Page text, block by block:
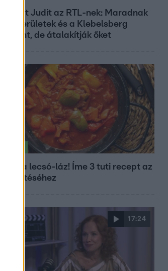
Lannert Judit az RTL-nek: Maradnak
a tankerületek és a Klebelsberg
Központ, de átalakítják őket
Kitört a lecsó-láz! Íme 3 tuti recept az
elkészítéséhez
17:24